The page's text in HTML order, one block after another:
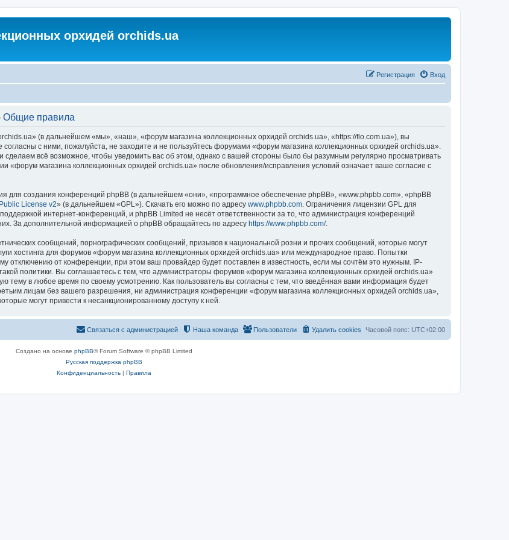
орхидей orchids.ua
Вход
Регистрация
Общие правила
(в дальнейшем «мы», «наш», «форум магазина коллекционных орхидей orchids.ua», «https://flo.com.ua»), вы
с ними, пожалуйста, не заходите и не пользуйтесь форумами «форум магазина коллекционных орхидей orchids.ua».
всё возможное, чтобы уведомить вас об этом, однако с вашей стороны было бы разумным регулярно просматривать
«форум магазина коллекционных орхидей orchids.ua» после обновления/исправления условий означает ваше согласие с
создания конференций phpBB (в дальнейшем «они», «программное обеспечение phpBB», «www.phpbb.com», «phpBB
License v2» (в дальнейшем «GPL»). Скачать его можно по адресу www.phpbb.com. Ограничения лицензии GPL для
интернет-конференций, и phpBB Limited не несёт ответственности за то, что администрация конференций
За дополнительной информацией о phpBB обращайтесь по адресу https://www.phpbb.com/.
сообщений, порнографических сообщений, призывов к национальной розни и прочих сообщений, которые могут
хостинга для форумов «форум магазина коллекционных орхидей orchids.ua» или международное право. Попытки
отключению от конференции, при этом ваш провайдер будет поставлен в известность, если мы сочтём это нужным. IP-
политики. Вы соглашаетесь с тем, что администраторы форумов «форум магазина коллекционных орхидей orchids.ua»
тему в любое время по своему усмотрению. Как пользователь вы согласны с тем, что введённая вами информация будет
лицам без вашего разрешения, ни администрация конференции «форум магазина коллекционных орхидей orchids.ua»,
могут привести к несанкционированному доступу к ней.
Часовой пояс: UTC+02:00
Удалить cookies
Пользователи
Наша команда
Связаться с администрацией
Создано на основе phpBB® Forum Software © phpBB Limited
Русская поддержка phpBB
Конфиденциальность| Правила